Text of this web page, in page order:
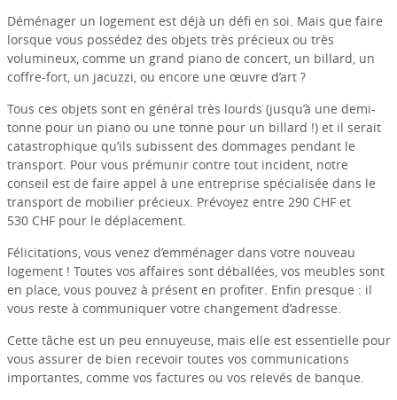
Déménager un logement est déjà un défi en soi. Mais que faire
lorsque vous possédez des objets très précieux ou très
volumineux, comme un grand piano de concert, un billard, un
coffre-fort, un jacuzzi, ou encore une œuvre d’art ?
Tous ces objets sont en général très lourds (jusqu’à une demi-
tonne pour un piano ou une tonne pour un billard !) et il serait
catastrophique qu’ils subissent des dommages pendant le
transport. Pour vous prémunir contre tout incident, notre
conseil est de faire appel à une entreprise spécialisée dans le
transport de mobilier précieux. Prévoyez entre 290 CHF et
530 CHF pour le déplacement.
Félicitations, vous venez d’emménager dans votre nouveau
logement ! Toutes vos affaires sont déballées, vos meubles sont
en place, vous pouvez à présent en profiter. Enfin presque : il
vous reste à communiquer votre changement d’adresse.
Cette tâche est un peu ennuyeuse, mais elle est essentielle pour
vous assurer de bien recevoir toutes vos communications
importantes, comme vos factures ou vos relevés de banque.